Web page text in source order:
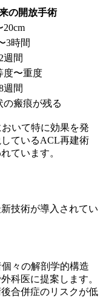
の開放手術
20cm
3時間
週間
度〜重度
週間
の瘢痕が残る
いて特に効果を発
ているACL再建術
ています。
技術が導入されてい
々の解剖学的構造
科医に提案します。
合併症のリスクが低